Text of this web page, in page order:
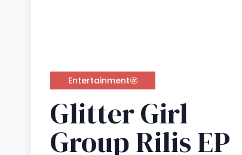
Entertainment
Glitter Girl
Group Rilis EP